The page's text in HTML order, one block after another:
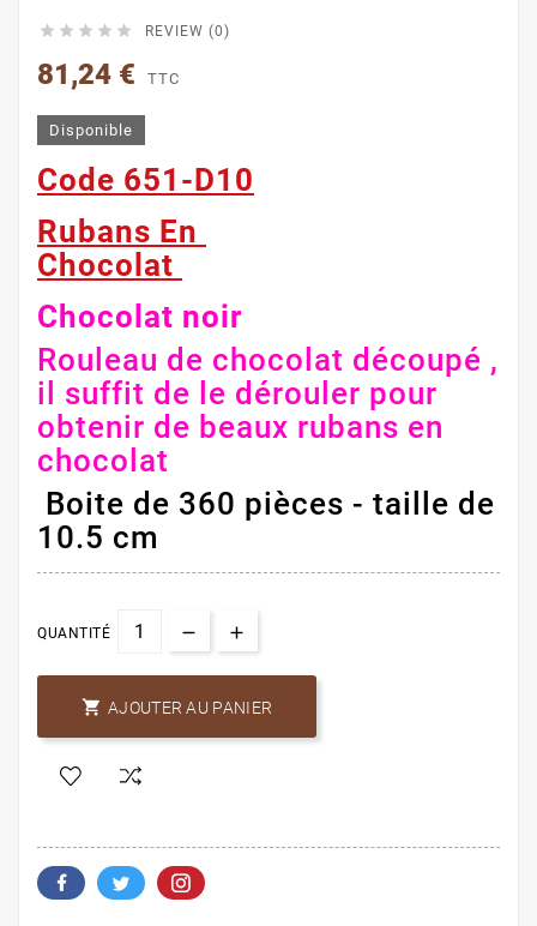
     REVIEW (0)
81,24 € TTC
Disponible
Code 651-D10
Rubans En
Chocolat
Chocolat noir
Rouleau de chocolat découpé ,
il suffit de le dérouler pour
obtenir de beaux rubans en
chocolat
Boite de 360 pièces - taille de
10.5 cm
QUANTITÉ
 AJOUTER AU PANIER